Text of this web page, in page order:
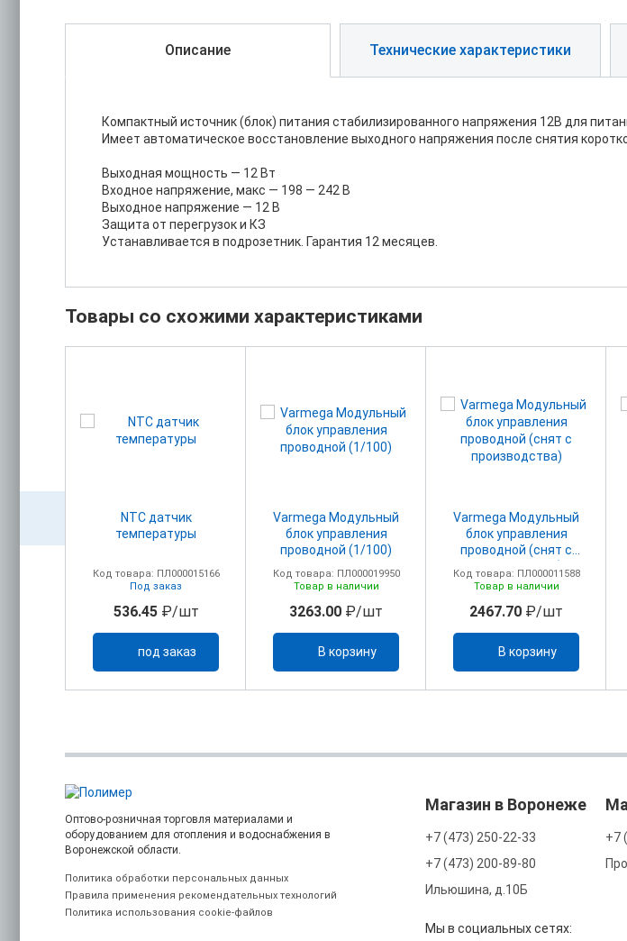
Описание Технические характеристики
Компактный источник (блок) питания стабилизированного напряжения 12В для
Имеет автоматическое восстановление выходного напряжения после снятия
Выходная мощность — 12 Вт
Входное напряжение, макс — 198 — 242 В
Выходное напряжение — 12 В
Защита от перегрузок и КЗ
Устанавливается в подрозетник. Гарантия 12 месяцев.
Товары со схожими характеристиками
NTC датчик
температуры
Код товара: ПЛ000015166
Под заказ
536.45₽/шт
под заказ
Varmega Модульный
блок управления
проводной (1/100)
Код товара: ПЛ000019950
Товар в наличии
3263.00 ₽/шт
В корзину
Varmega Модульный
блок управления
проводной (снят с
Код товара: ПЛ000011588
Товар в наличии
2467.70 ₽/шт
В корзину
Оптово-розничная торговля материалами и
оборудованием для отопления и водоснабжения в
Воронежской области.
Политика обработки персональных данных
Правила применения рекомендательных технологий
Политика использования cookie-файлов
Магазин в Воронеже
+7 (473) 250-22-33
+7 (473) 200-89-80
Ильюшина, д.10Б
Мы в социальных сетях:
+7